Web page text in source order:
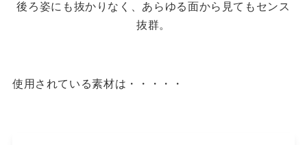
後ろ姿にも抜かりなく、あらゆる面から見てもセンス
抜群。
使用されている素材は・・・・・